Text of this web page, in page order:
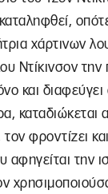
χάρτινων
Ντίκινσον την
και
καταδιώκεται
φροντίζει
την